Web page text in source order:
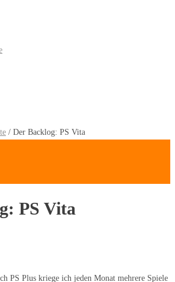
/ Der Backlog: PS Vita
PS Vita
PS Plus kriege ich jeden Monat mehrere Spiele